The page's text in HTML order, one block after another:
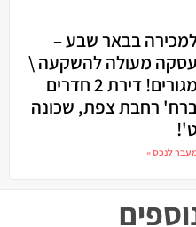
בבאר שבע –
עסקה מעולה להשקעה \
מגורים! דירת 2 חדרים
רחבת צפת, שכונה
לנכס »